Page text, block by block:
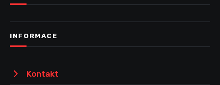
INFORMACE
Kontakt